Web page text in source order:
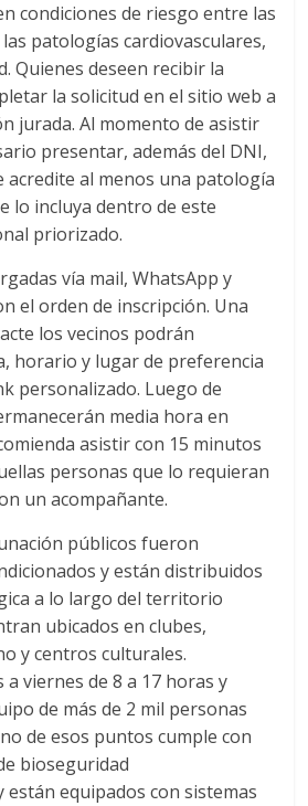
condiciones de riesgo entre las
patologías cardiovasculares,
Quienes deseen recibir la
la solicitud en el sitio web a
jurada. Al momento de asistir
presentar, además del DNI,
acredite al menos una patología
lo incluya dentro de este
priorizado.
vía mail, WhatsApp y
el orden de inscripción. Una
los vecinos podrán
horario y lugar de preferencia
personalizado. Luego de
media hora en
asistir con 15 minutos
personas que lo requieran
un acompañante.
públicos fueron
y están distribuidos
a lo largo del territorio
ubicados en clubes,
y centros culturales.
a viernes de 8 a 17 horas y
de más de 2 mil personas
de esos puntos cumple con
bioseguridad
equipados con sistemas